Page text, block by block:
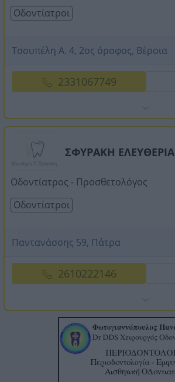
Οδοντίατροι
Τσουπέλη Α. 4, 2ος όροφος, Βέροια
2331067749
ΣΦΥΡΑΚΗ ΕΛΕΥΘΕΡΙΑ
Οδοντίατρος - Προσθετολόγος
Οδοντίατροι
Παντανάσσης 59, Πάτρα
2610222146